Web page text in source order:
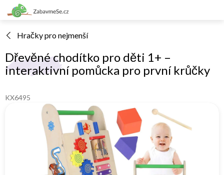
Přejít
na
Hračky pro nejmenší
Dřevěné chodítko pro děti 1+ –
interaktivní pomůcka pro první krůčky
KX6495